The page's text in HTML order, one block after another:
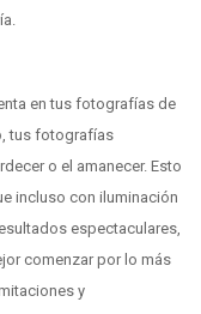
en tus fotografías de
tus fotografías
o el amanecer. Esto
incluso con iluminación
espectaculares,
comenzar por lo más
y